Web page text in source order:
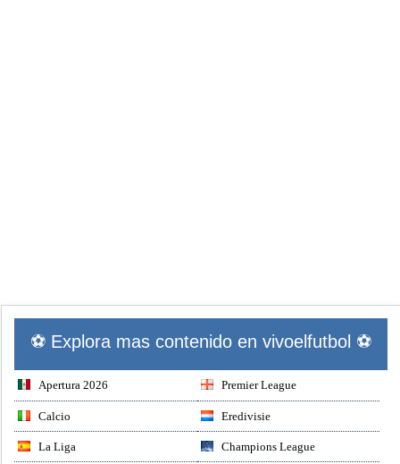
⚽ Explora mas contenido en vivoelfutbol ⚽
Apertura 2026 Premier League
Calcio Eredivisie
La Liga Champions League